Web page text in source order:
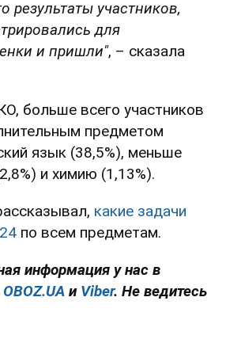
результаты участников,
для
и пришли", – сказала
больше всего участников
предметом
язык (38,5%), меньше
и химию (1,13%).
какие задачи
по всем предметам.
информация у нас в
OBOZ.UA и Viber. Не ведитесь